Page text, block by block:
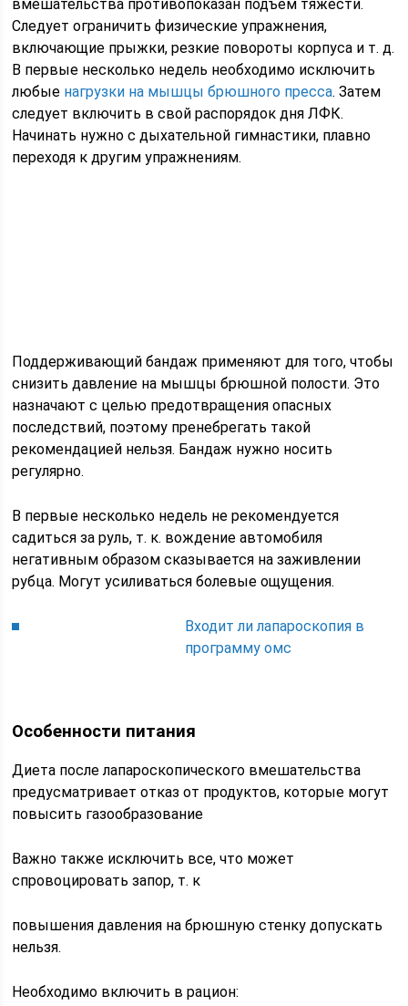
вмешательства противопоказан подъем тяжести.
Следует ограничить физические упражнения,
включающие прыжки, резкие повороты корпуса и т. д.
В первые несколько недель необходимо исключить
любые нагрузки на мышцы брюшного пресса. Затем
следует включить в свой распорядок дня ЛФК.
Начинать нужно с дыхательной гимнастики, плавно
переходя к другим упражнениям.
Поддерживающий бандаж применяют для того, чтобы
снизить давление на мышцы брюшной полости. Это
назначают с целью предотвращения опасных
последствий, поэтому пренебрегать такой
рекомендацией нельзя. Бандаж нужно носить
регулярно.
В первые несколько недель не рекомендуется
садиться за руль, т. к. вождение автомобиля
негативным образом сказывается на заживлении
рубца. Могут усиливаться болевые ощущения.
Входит ли лапароскопия в
программу омс
Особенности питания
Диета после лапароскопического вмешательства
предусматривает отказ от продуктов, которые могут
повысить газообразование
Важно также исключить все, что может
спровоцировать запор, т. к
повышения давления на брюшную стенку допускать
нельзя.
Необходимо включить в рацион: